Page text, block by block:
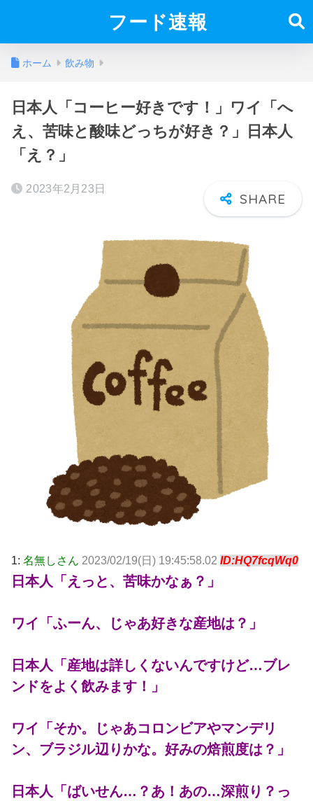
フード速報
ホーム 飲み物
日本人「コーヒー好きです！」ワイ「へ
え、苦味と酸味どっちが好き？」日本人
「え？」
2023年2月23日
1: 名無しさん 2023/02/19(日) 19:45:58.02 ID:HQ7fcqWq0
日本人「えっと、苦味かなぁ？」
ワイ「ふーん、じゃあ好きな産地は？」
日本人「産地は詳しくないんですけど…ブレ
ンドをよく飲みます！」
ワイ「そか。じゃあコロンビアやマンデリ
ン、ブラジル辺りかな。好みの焙煎度は？」
日本人「ばいせん…？あ！あの…深煎り？っ